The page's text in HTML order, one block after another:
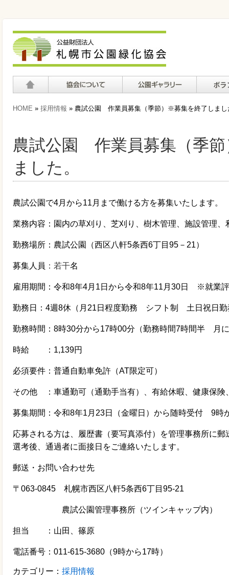
て
HOME » 採用情報 » 農試公園 作業員募集（季節）※募集を終了しまし
農試公園 作業員募集（季
ました。
農試公園で4月から11月まで働ける方を募集いたします。
業務内容：園内の草刈り、芝刈り、樹木管理、施設管理、
勤務場所：農試公園（西区八軒5条西6丁目95－21）
募集人員 ：若干名
雇用期間：令和8年4月1日から令和8年11月30日 ※就業
勤務日：4週8休（月21日程度勤務 シフト制 土日祝日勤
勤務時間：8時30分から17時00分（勤務時間7時間半 月
時給 ：1,139円
必須要件：普通自動車免許（AT限定可）
その他 ：車通勤可（通勤手当有）、有給休暇、健康保険
募集期間：令和8年1月23日（金曜日）から随時受付 9時
応募される方は、履歴書（要写真添付）を管理事務所に
選考後、通過者に面接日をご連絡いたします。
郵送・お問い合わせ先
〒063-0845 札幌市西区八軒5条西6丁目95-21
農試公園管理事務所（ツインキャップ内）
担当 ：山田、篠原
電話番号：011-615-3680（9時から17時）
カテゴリー： 採用情報